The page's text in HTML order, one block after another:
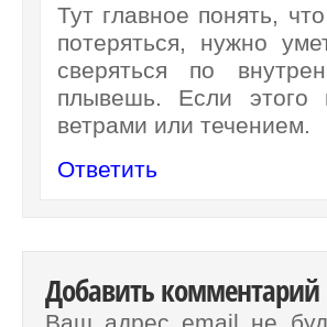
Тут главное понять,
потеряться, нужно
сверяться по
плывешь. Если
ветрами или течением.
Ответить
Добавить комментарий
Ваш адрес email не